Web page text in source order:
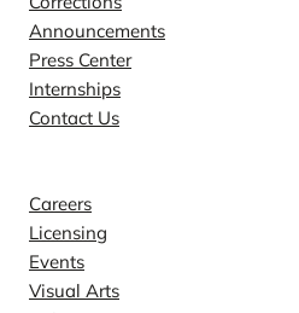
Announcements
Press Center
Internships
Contact Us
Careers
Licensing
Events
Visual Arts